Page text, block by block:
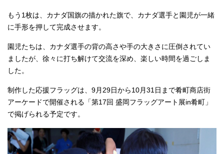
もう1枚は、カナダ国旗の描かれた旗で、カナダ選手と園児が一緒
に手形を押して完成させます。
園児たちは、カナダ選手の背の高さや手の大きさに圧倒されてい
ましたが、徐々に打ち解けて交流を深め、楽しい時間を過ごしま
した。
制作した応援フラッグは、9月29日から10月31日まで肴町商店街
アーケードで開催される「第17回 盛岡フラッグアート展in肴町」
で掲げられる予定です。